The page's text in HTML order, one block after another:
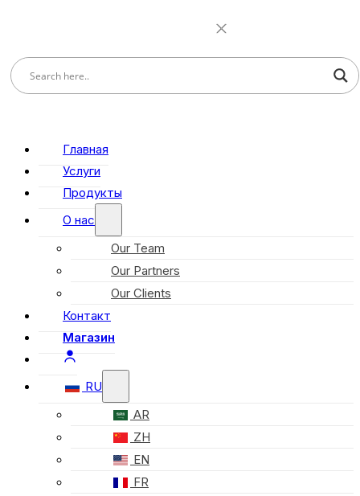
Главная
Услуги
Продукты
О нас
Our Team
Our Partners
Our Clients
Контакт
Магазин
RU
AR
ZH
EN
FR